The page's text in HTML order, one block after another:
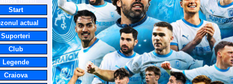
Start
actual
Suporteri
Club
Legende
Craiova